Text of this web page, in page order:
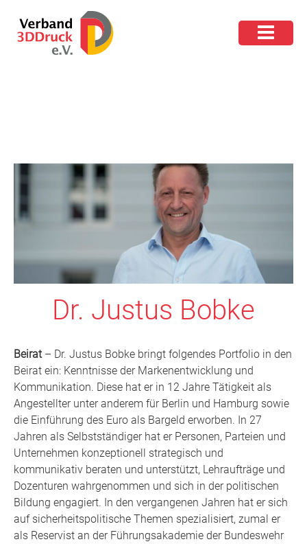
Dr. Justus Bobke
Beirat – Dr. Justus Bobke bringt folgendes Portfolio in den
Beirat ein: Kenntnisse der Markenentwicklung und
Kommunikation. Diese hat er in 12 Jahre Tätigkeit als
Angestellter unter anderem für Berlin und Hamburg sowie
die Einführung des Euro als Bargeld erworben. In 27
Jahren als Selbstständiger hat er Personen, Parteien und
Unternehmen konzeptionell strategisch und
kommunikativ beraten und unterstützt, Lehraufträge und
Dozenturen wahrgenommen und sich in der politischen
Bildung engagiert. In den vergangenen Jahren hat er sich
auf sicherheitspolitische Themen spezialisiert, zumal er
als Reservist an der Führungsakademie der Bundeswehr